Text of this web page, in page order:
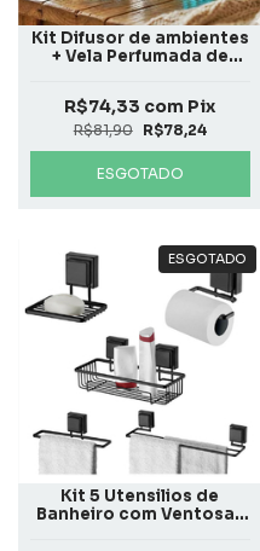
Kit Difusor de ambientes
+ Vela Perfumada de
R$81,90 R$78,24
R$74,33 com Pix
ESGOTADO
ESGOTADO
Kit 5 Utensilios de
Banheiro com Ventosas